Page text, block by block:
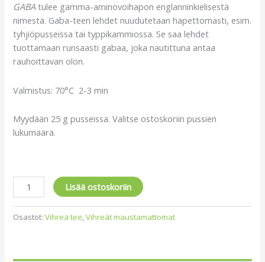
GABA tulee gamma-aminovoihapon englanninkielisestä
nimestä. Gaba-teen lehdet nuudutetaan hapettomasti, esim.
tyhjiöpusseissa tai typpikammiossa. Se saa lehdet
tuottamaan runsaasti gabaa, joka nautittuna antaa
rauhoittavan olon.
Valmistus: 70°C 2-3 min
Myydään 25 g pusseissa. Valitse ostoskoriin pussien
lukumäärä.
Lisää ostoskoriin
Osastot:Vihreä tee,Vihreät maustamattomat